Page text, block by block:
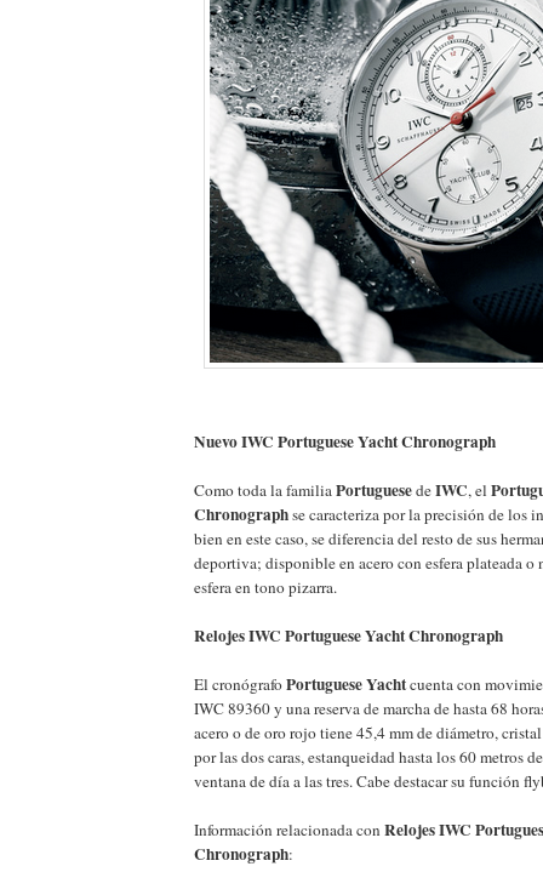
Nuevo IWC Portuguese Yacht Chronograph
Como toda la familiaPortuguesedeIWC, el
Chronographse caracteriza por la precisión de los
bien en este caso, se diferencia del resto de sus
deportiva; disponible en acero con esfera plateada o
esfera en tono pizarra.
Relojes IWC Portuguese Yacht Chronograph
El cronógrafoPortuguese Yachtcuenta con
IWC 89360 y una reserva de marcha de hasta 68
acero o de oro rojo tiene 45,4 mm de diámetro,
por las dos caras, estanqueidad hasta los 60 metros
ventana de día a las tres. Cabe destacar su función
Información relacionada con Relojes IWC
Chronograph: